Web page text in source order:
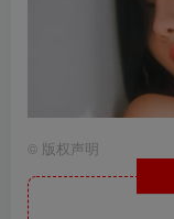
© 版权声明